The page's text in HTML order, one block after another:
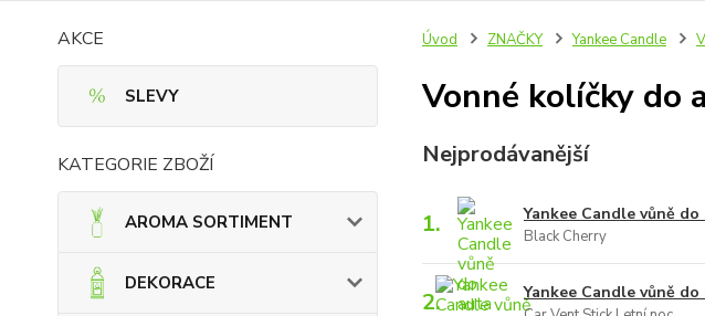
AKCE
SLEVY
KATEGORIE ZBOŽÍ
AROMA SORTIMENT
DEKORACE
Úvod ZNAČKY Yankee Candle
Vonné kolíčky do
Nejprodávanější
1. Yankee Candle vůně
Black Cherry
2. Yankee Candle vůně